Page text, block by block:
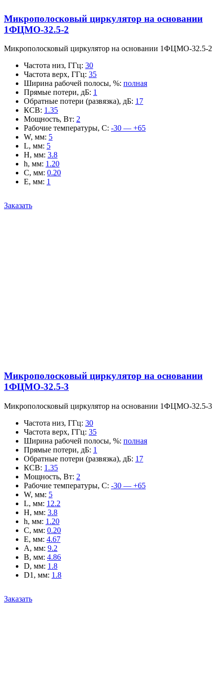
Микрополосковый циркулятор на основании
1ФЦМО-32.5-2
Микрополосковый циркулятор на основании 1ФЦМО-32.5-2
Частота низ, ГГц: 30
Частота верх, ГГц: 35
Ширина рабочей полосы, %: полная
Прямые потери, дБ: 1
Обратные потери (развязка), дБ: 17
КСВ: 1.35
Мощность, Вт: 2
Рабочие температуры, С: -30 — +65
W, мм: 5
L, мм: 5
H, мм: 3.8
h, мм: 1.20
C, мм: 0.20
E, мм: 1
Заказать
Микрополосковый циркулятор на основании
1ФЦМО-32.5-3
Микрополосковый циркулятор на основании 1ФЦМО-32.5-3
Частота низ, ГГц: 30
Частота верх, ГГц: 35
Ширина рабочей полосы, %: полная
Прямые потери, дБ: 1
Обратные потери (развязка), дБ: 17
КСВ: 1.35
Мощность, Вт: 2
Рабочие температуры, С: -30 — +65
W, мм: 5
L, мм: 12.2
H, мм: 3.8
h, мм: 1.20
C, мм: 0.20
E, мм: 4.67
A, мм: 9.2
B, мм: 4.86
D, мм: 1.8
D1, мм: 1.8
Заказать